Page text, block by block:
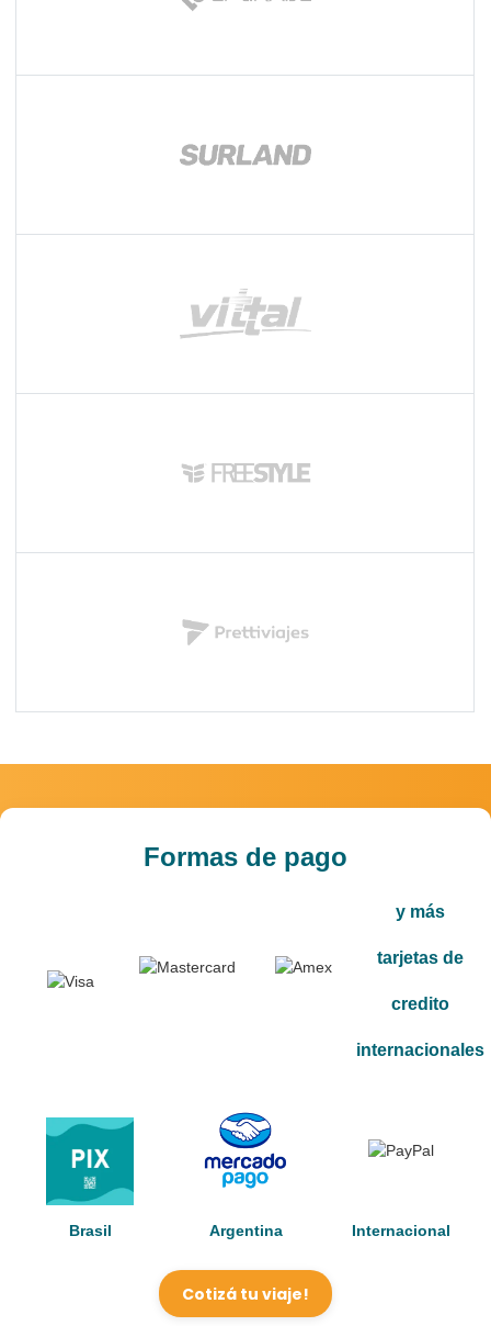
Formas de pago
y más
tarjetas de
credito
internacionales
Brasil Argentina Internacional
Cotizá tu viaje!